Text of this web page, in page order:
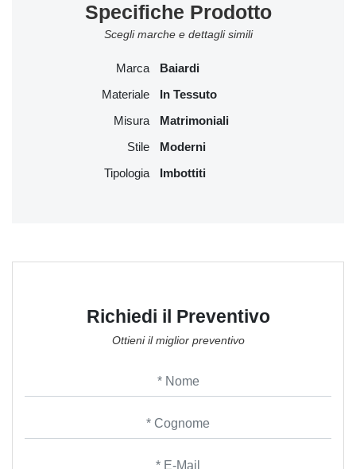
Richiedi il Preventivo
Ottieni il miglior preventivo
Specifiche Prodotto
Scegli marche e dettagli simili
Marca Baiardi
Materiale In Tessuto
Misura Matrimoniali
Stile Moderni
Tipologia Imbottiti